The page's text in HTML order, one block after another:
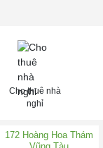
Cho thuê nhà
nghỉ
172 Hoàng Hoa Thám